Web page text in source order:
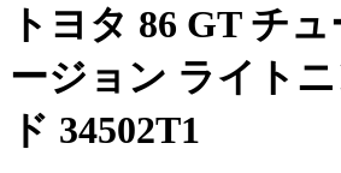
トヨタ 86 GT チ
ージョン ライト
ド 34502T1